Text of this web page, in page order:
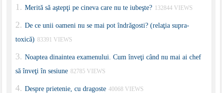
Merită să aştepţi pe cineva care nu te iubeşte? 132844 VIEWS
De ce unii oameni nu se mai pot îndrăgosti? (relaţia supra-
toxică) 83391 VIEWS
Noaptea dinaintea examenului. Cum înveţi când nu mai ai chef
să înveţi în sesiune 82785 VIEWS
Despre prietenie, cu dragoste 40068 VIEWS